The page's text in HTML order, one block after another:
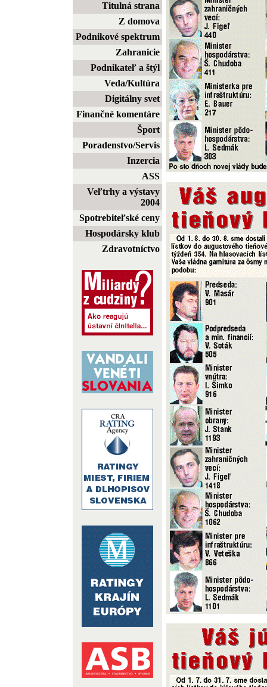
Titulná strana
Z domova
Podnikové spektrum
Zahranicie
Podnikateľ a štýl
Veda/Kultúra
Digitálny svet
Finančné komentáre
Šport
Poradenstvo/Servis
Inzercia
ASS
Veľtrhy a výstavy
2004
Spotrebiteľské ceny
Hospodársky klub
Zdravotníctvo